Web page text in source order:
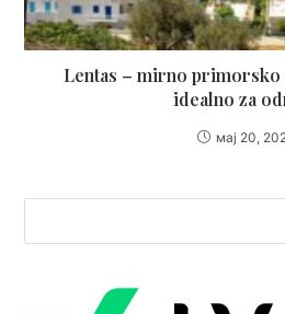
Lentas – mirno primorsko
idealno za
мај 20,